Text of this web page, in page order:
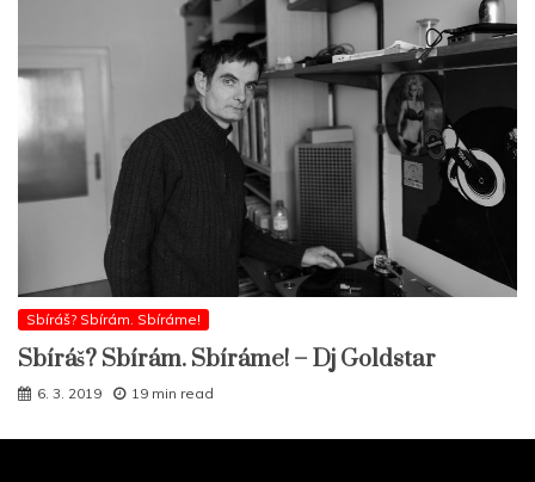
Sbíráš? Sbírám. Sbíráme!
Sbíráš? Sbírám. Sbíráme! – Dj Goldstar
6. 3. 2019 19 min read